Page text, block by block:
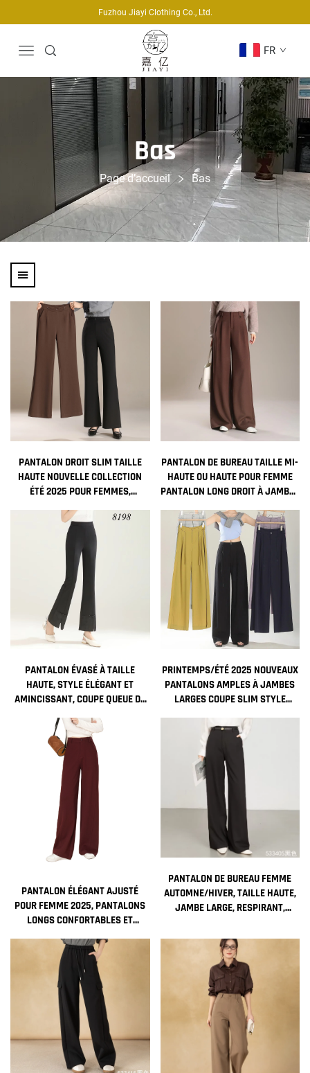
Fuzhou Jiayi Clothing Co., Ltd.
FR
Bas
Page d’accueil Bas
PANTALON DROIT SLIM TAILLE
HAUTE NOUVELLE COLLECTION
ÉTÉ 2025 POUR FEMMES,
ÉVASÉS EN TRICOT
PANTALON DE BUREAU TAILLE MI-
HAUTE OU HAUTE POUR FEMME
PANTALON LONG DROIT À JAMBES
PANTALON ÉVASÉ À TAILLE
HAUTE, STYLE ÉLÉGANT ET
AMINCISSANT, COUPE QUEUE DE
POUR L'ÉTÉ
PRINTEMPS/ÉTÉ 2025 NOUVEAUX
PANTALONS AMPLES À JAMBES
LARGES COUPE SLIM STYLE
PANTALONS DÉCONTRACTÉS DU
FABRICANT
PANTALON ÉLÉGANT AJUSTÉ
POUR FEMME 2025, PANTALONS
LONGS CONFORTABLES ET
POLAIRE AVEC POCHE ÉLASTIQUE,
DOTÉ D'UN LOGO
PANTALON DE BUREAU FEMME
AUTOMNE/HIVER, TAILLE HAUTE,
JAMBE LARGE, RESPIRANT,
STYLE DROIT LONG POUR FEMME